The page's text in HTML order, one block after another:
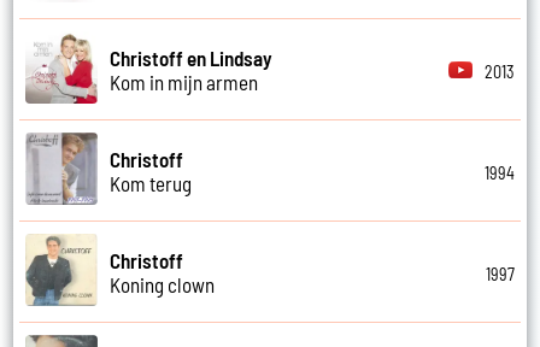
Christoff en Lindsay
Kom in mijn armen
2013
Christoff
Kom terug
1994
Christoff
Koning clown
1997